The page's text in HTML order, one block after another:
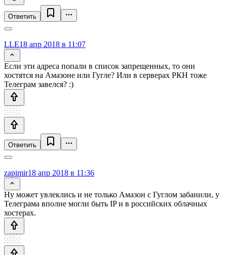
Ответить
LLE18 апр 2018 в 11:07
Если эти адреса попали в список запрещенных, то они
хостятся на Амазоне или Гугле? Или в серверах РКН тоже
Телеграм завелся? :)
Ответить
zapimir18 апр 2018 в 11:36
Ну может увлеклись и не только Амазон с Гуглом забанили, у
Телеграма вполне могли быть IP и в российских облачных
хостерах.